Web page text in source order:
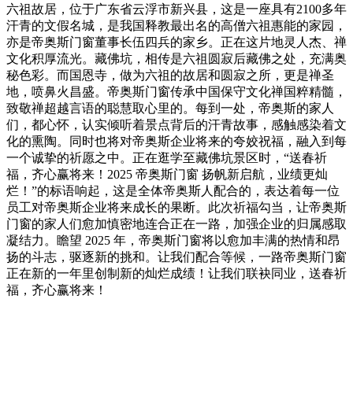
六祖故居，位于广东省云浮市新兴县，这是一座具有2100多年
汗青的文假名城，是我国释教最出名的高僧六祖惠能的家园，
亦是帝奥斯门窗董事长伍四兵的家乡。正在这片地灵人杰、禅
文化积厚流光。藏佛坑，相传是六祖圆寂后藏佛之处，充满奥
秘色彩。而国恩寺，做为六祖的故居和圆寂之所，更是禅圣
地，喷鼻火昌盛。帝奥斯门窗传承中国保守文化禅国粹精髓，
致敬禅超越言语的聪慧取心里的。每到一处，帝奥斯的家人
们，都心怀，认实倾听着景点背后的汗青故事，感触感染着文
化的熏陶。同时也将对帝奥斯企业将来的夸姣祝福，融入到每
一个诚挚的祈愿之中。正在逛学至藏佛坑景区时，“送春祈
福，齐心赢将来！2025 帝奥斯门窗 扬帆新启航，业绩更灿
烂！”的标语响起，这是全体帝奥斯人配合的，表达着每一位
员工对帝奥斯企业将来成长的果断。此次祈福勾当，让帝奥斯
门窗的家人们愈加慎密地连合正在一路，加强企业的归属感取
凝结力。瞻望 2025 年，帝奥斯门窗将以愈加丰满的热情和昂
扬的斗志，驱逐新的挑和。让我们配合等候，一路帝奥斯门窗
正在新的一年里创制新的灿烂成绩！让我们联袂同业，送春祈
福，齐心赢将来！